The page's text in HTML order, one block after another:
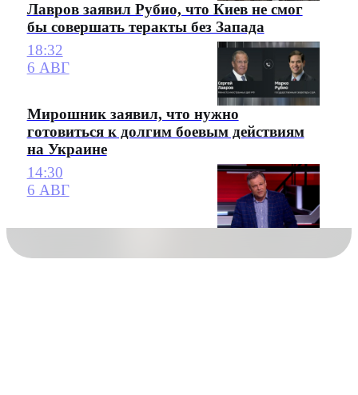
Лавров заявил Рубио, что Киев не смог
бы совершать теракты без Запада
18:32
6 АВГ
Мирошник заявил, что нужно
готовиться к долгим боевым действиям
на Украине
14:30
6 АВГ